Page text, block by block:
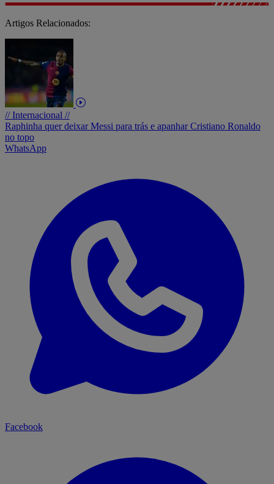
Artigos Relacionados:
// Internacional //
Raphinha quer deixar Messi para trás e apanhar Cristiano Ronaldo
no topo
WhatsApp
Facebook